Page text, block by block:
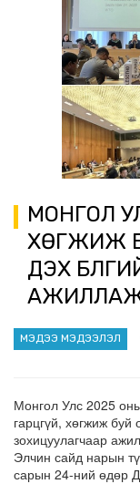
МОНГОЛ
ХӨГЖИЖ
ДЭХ
МЭДЭЭ МЭДЭЭЛЭЛ
Монгол Улс 2025
гарцгүй, хөгжиж
зохицуулагчаар
Элчин сайд нарын
сарын 24-ний өдөр